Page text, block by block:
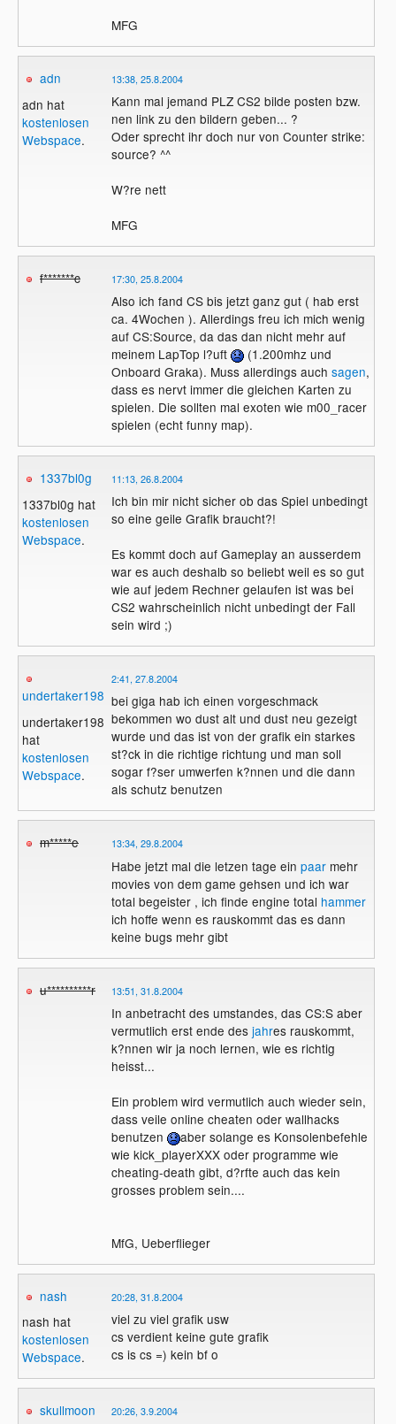
MFG
adn
adn hat
kostenlosen
Webspace.
13:38, 25.8.2004
Kann mal jemand PLZ CS2 bilde posten bzw.
nen link zu den bildern geben... ?
Oder sprecht ihr doch nur von Counter strike:
source? ^^
W?re nett
MFG
f*******c 17:30, 25.8.2004
Also ich fand CS bis jetzt ganz gut ( hab erst
ca. 4Wochen ). Allerdings freu ich mich wenig
auf CS:Source, da das dan nicht mehr auf
meinem LapTop l?uft
(1.200mhz und
Onboard Graka). Muss allerdings auch sagen,
dass es nervt immer die gleichen Karten zu
spielen. Die sollten mal exoten wie m00_racer
spielen (echt funny map).
1337bl0g
1337bl0g hat
kostenlosen
Webspace.
11:13, 26.8.2004
Ich bin mir nicht sicher ob das Spiel unbedingt
so eine geile Grafik braucht?!
Es kommt doch auf Gameplay an ausserdem
war es auch deshalb so beliebt weil es so gut
wie auf jedem Rechner gelaufen ist was bei
CS2 wahrscheinlich nicht unbedingt der Fall
sein wird ;)
undertaker1988
undertaker1988
hat
kostenlosen
Webspace.
2:41, 27.8.2004
bei giga hab ich einen vorgeschmack
bekommen wo dust alt und dust neu gezeigt
wurde und das ist von der grafik ein starkes
st?ck in die richtige richtung und man soll
sogar f?ser umwerfen k?nnen und die dann
als schutz benutzen
m*****e 13:34, 29.8.2004
Habe jetzt mal die letzen tage ein paarmehr
movies von dem game gehsen und ich war
total begeister , ich finde engine total hammer
ich hoffe wenn es rauskommt das es dann
keine bugs mehr gibt
u**********r 13:51, 31.8.2004
In anbetracht des umstandes, das CS:S aber
vermutlich erst ende des jahres rauskommt,
k?nnen wir ja noch lernen, wie es richtig
heisst...
Ein problem wird vermutlich auch wieder sein,
dass veile online cheaten oder wallhacks
benutzen
aber solange es Konsolenbefehle
wie kick_playerXXX oder programme wie
cheating-death gibt, d?rfte auch das kein
grosses problem sein....
MfG, Ueberflieger
nash
nash hat
kostenlosen
Webspace.
20:28, 31.8.2004
viel zu viel grafik usw
cs verdient keine gute grafik
cs is cs =) kein bf o
skullmoon 20:26, 3.9.2004